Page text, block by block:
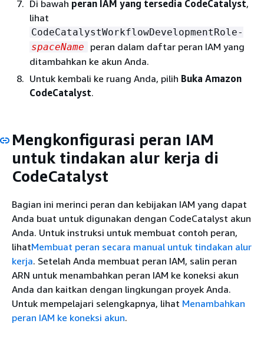
Di bawah peran IAM yang tersedia CodeCatalyst,
lihat
CodeCatalystWorkflowDevelopmentRole-
spaceName
peran dalam daftar peran IAM yang
ditambahkan ke akun Anda.
Untuk kembali ke ruang Anda, pilih Buka Amazon
CodeCatalyst.
Mengkonfigurasi peran IAM
untuk tindakan alur kerja di
CodeCatalyst
Bagian ini merinci peran dan kebijakan IAM yang dapat
Anda buat untuk digunakan dengan CodeCatalyst akun
Anda. Untuk instruksi untuk membuat contoh peran,
lihatMembuat peran secara manual untuk tindakan alur
kerja. Setelah Anda membuat peran IAM, salin peran
ARN untuk menambahkan peran IAM ke koneksi akun
Anda dan kaitkan dengan lingkungan proyek Anda.
Untuk mempelajari selengkapnya, lihat Menambahkan
peran IAM ke koneksi akun.